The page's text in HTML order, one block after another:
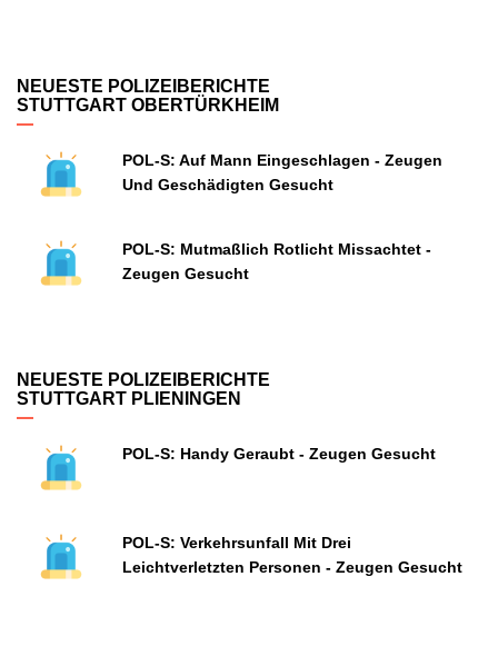
NEUESTE POLIZEIBERICHTE
STUTTGART OBERTÜRKHEIM
POL-S: Auf Mann Eingeschlagen - Zeugen
Und Geschädigten Gesucht
POL-S: Mutmaßlich Rotlicht Missachtet -
Zeugen Gesucht
NEUESTE POLIZEIBERICHTE
STUTTGART PLIENINGEN
POL-S: Handy Geraubt - Zeugen Gesucht
POL-S: Verkehrsunfall Mit Drei
Leichtverletzten Personen - Zeugen Gesucht